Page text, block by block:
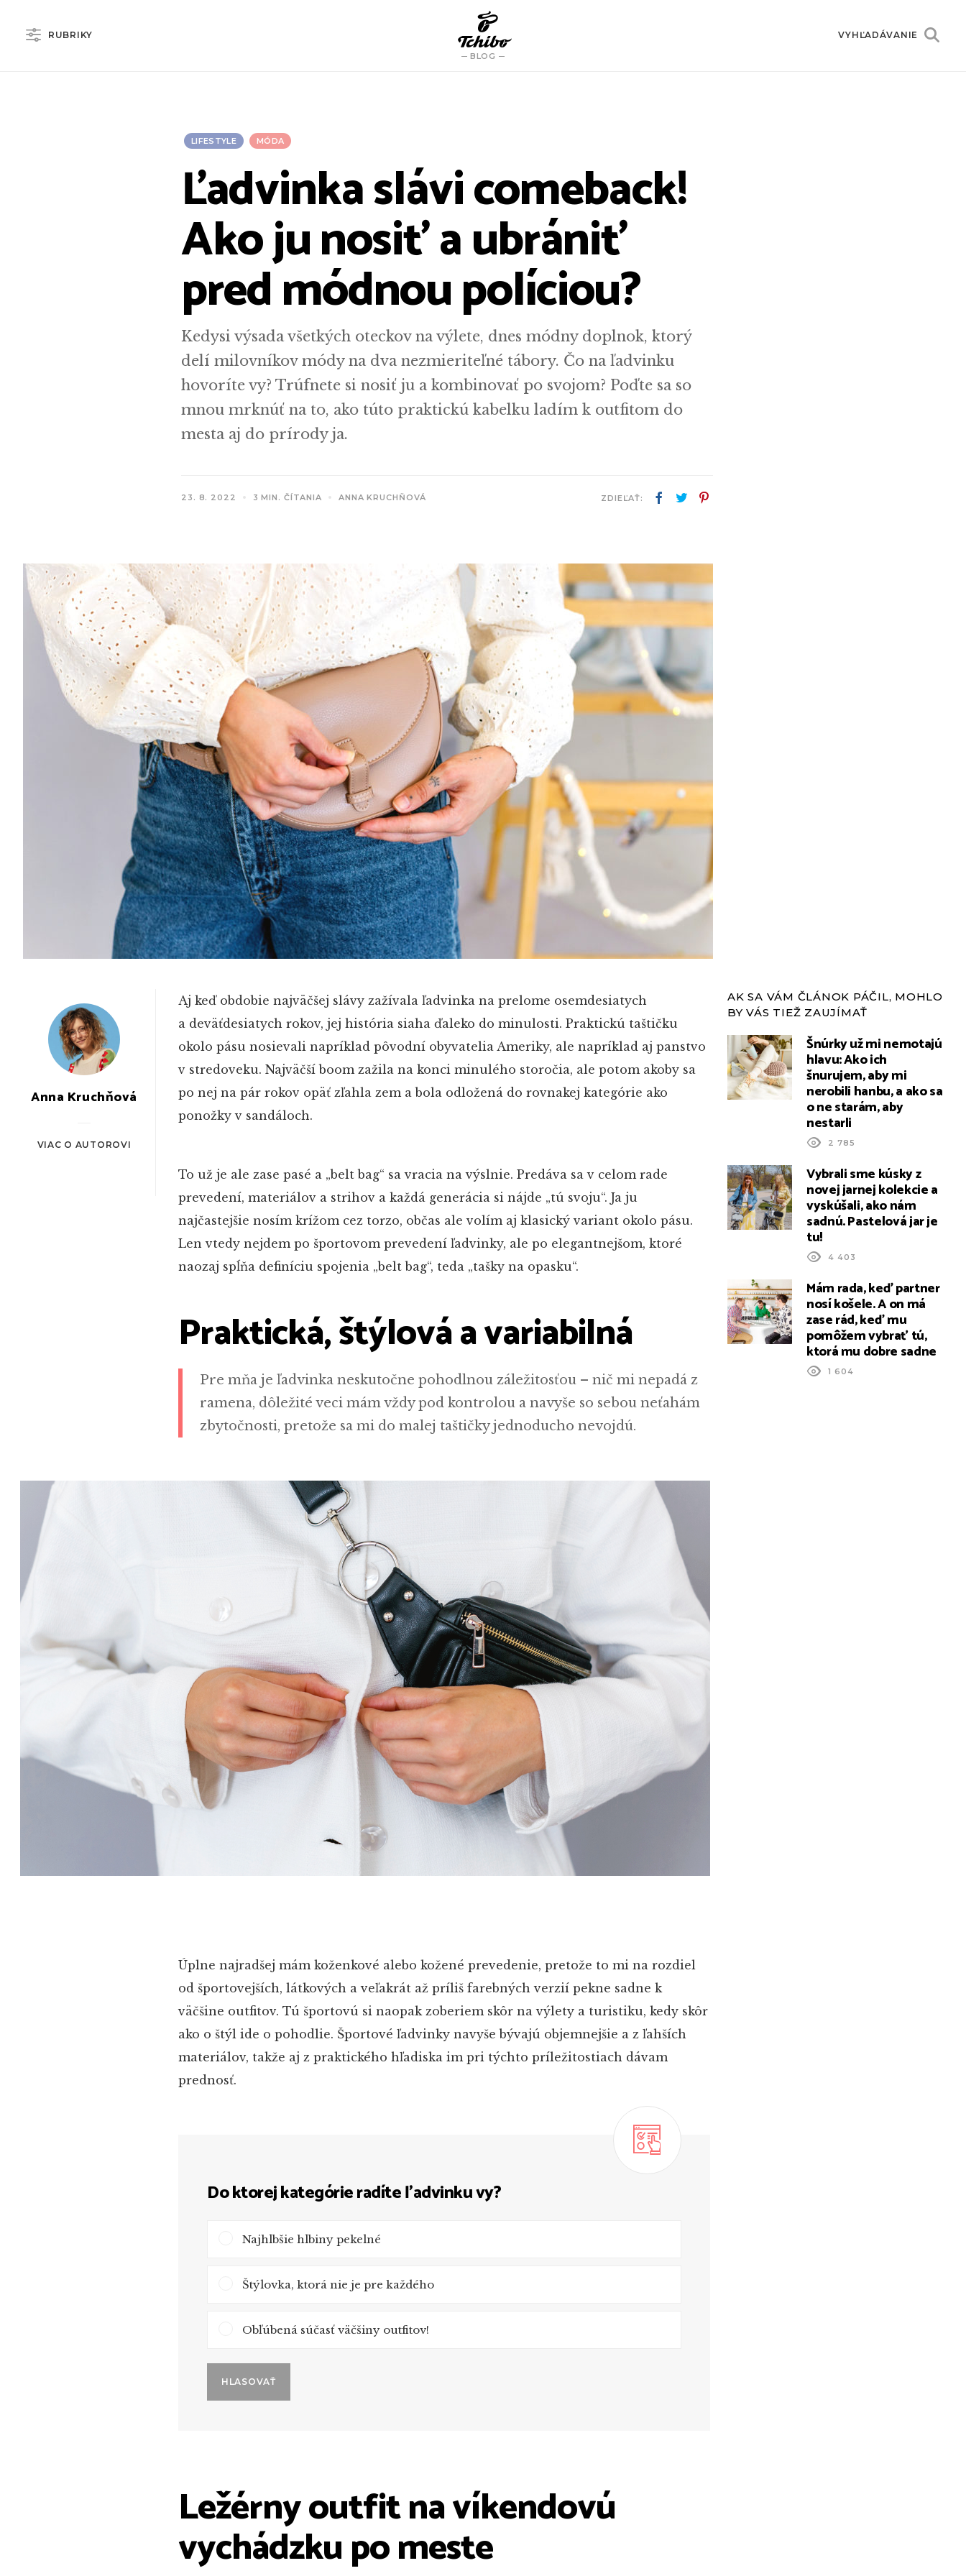
RUBRIKY
BLOG
VYHĽADÁVANIE
LIFESTYLE MÓDA
Ľadvinka slávi comeback!
Ako ju nosiť a ubrániť
pred módnou políciou?
Kedysi výsada všetkých oteckov na výlete, dnes módny doplnok, ktorý
delí milovníkov módy na dva nezmieriteľné tábory. Čo na ľadvinku
hovoríte vy? Trúfnete si nosiť ju a kombinovať po svojom? Poďte sa so
mnou mrknúť na to, ako túto praktickú kabelku ladím k outfitom do
mesta aj do prírody ja.
23. 8. 2022 3 MIN. ČÍTANIA ANNA KRUCHŇOVÁ ZDIEĽAŤ:
Anna Kruchňová
VIAC O AUTOROVI
Aj keď obdobie najväčšej slávy zažívala ľadvinka na prelome osemdesiatych
a deväťdesiatych rokov, jej história siaha ďaleko do minulosti. Praktickú taštičku
okolo pásu nosievali napríklad pôvodní obyvatelia Ameriky, ale napríklad aj panstvo
v stredoveku. Najväčší boom zažila na konci minulého storočia, ale potom akoby sa
po nej na pár rokov opäť zľahla zem a bola odložená do rovnakej kategórie ako
ponožky v sandáloch.
To už je ale zase pasé a „belt bag“ sa vracia na výslnie. Predáva sa v celom rade
prevedení, materiálov a strihov a každá generácia si nájde „tú svoju“. Ja ju
najčastejšie nosím krížom cez torzo, občas ale volím aj klasický variant okolo pásu.
Len vtedy nejdem po športovom prevedení ľadvinky, ale po elegantnejšom, ktoré
naozaj spĺňa definíciu spojenia „belt bag“, teda „tašky na opasku“.
Praktická, štýlová a variabilná
Pre mňa je ľadvinka neskutočne pohodlnou záležitosťou – nič mi nepadá z
ramena, dôležité veci mám vždy pod kontrolou a navyše so sebou neťahám
zbytočnosti, pretože sa mi do malej taštičky jednoducho nevojdú.
Úplne najradšej mám koženkové alebo kožené prevedenie, pretože to mi na rozdiel
od športovejších, látkových a veľakrát až príliš farebných verzií pekne sadne k
väčšine outfitov. Tú športovú si naopak zoberiem skôr na výlety a turistiku, kedy skôr
ako o štýl ide o pohodlie. Športové ľadvinky navyše bývajú objemnejšie a z ľahších
materiálov, takže aj z praktického hľadiska im pri týchto príležitostiach dávam
prednosť.
Do ktorej kategórie radíte ľadvinku vy?
Najhlbšie hlbiny pekelné
Štýlovka, ktorá nie je pre každého
Obľúbená súčasť väčšiny outfitov!
HLASOVAŤ
Ležérny outfit na víkendovú
vychádzku po meste
AK SA VÁM ČLÁNOK PÁČIL, MOHLO
BY VÁS TIEŽ ZAUJÍMAŤ
Šnúrky už mi nemotajú
hlavu: Ako ich
šnurujem, aby mi
nerobili hanbu, a ako sa
o ne starám, aby
nestarli
2 785
Vybrali sme kúsky z
novej jarnej kolekcie a
vyskúšali, ako nám
sadnú. Pastelová jar je
tu!
4 403
Mám rada, keď partner
nosí košele. A on má
zase rád, keď mu
pomôžem vybrať tú,
ktorá mu dobre sadne
1 604